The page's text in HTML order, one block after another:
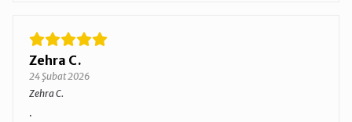
Zehra C.
24 Şubat 2026
Zehra C.
.